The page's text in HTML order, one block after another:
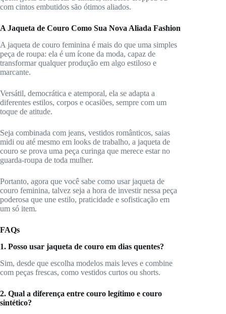
com cintos embutidos são ótimos aliados.
A Jaqueta de Couro Como Sua Nova Aliada Fashion
A jaqueta de couro feminina é mais do que uma simples
peça de roupa: ela é um ícone da moda, capaz de
transformar qualquer produção em algo estiloso e
marcante.
Versátil, democrática e atemporal, ela se adapta a
diferentes estilos, corpos e ocasiões, sempre com um
toque de atitude.
Seja combinada com jeans, vestidos românticos, saias
midi ou até mesmo em looks de trabalho, a jaqueta de
couro se prova uma peça curinga que merece estar no
guarda-roupa de toda mulher.
Portanto, agora que você sabe como usar jaqueta de
couro feminina, talvez seja a hora de investir nessa peça
poderosa que une estilo, praticidade e sofisticação em
um só item.
FAQs
1. Posso usar jaqueta de couro em dias quentes?
Sim, desde que escolha modelos mais leves e combine
com peças frescas, como vestidos curtos ou shorts.
2. Qual a diferença entre couro legítimo e couro
sintético?